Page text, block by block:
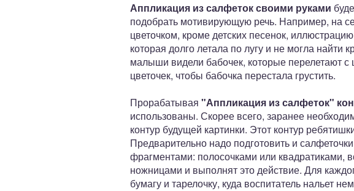
Аппликация из салфеток своими руками
подобрать мотивирующую речь. Например, на
цветочком, кроме детских песенок,
которая долго летала по лугу и не могла
малыши видели бабочек, которые перелетают с
цветочек, чтобы бабочка перестала грустить.
Прорабатывая "Аппликация из салфеток"
использованы. Скорее всего, заранее
контур будущей картинки. Этот контур
Предварительно надо подготовить и
фрагментами: полосочками или квадратиками,
ножницами и выполнят это действие. Для
бумагу и тарелочку, куда воспитатель нальет